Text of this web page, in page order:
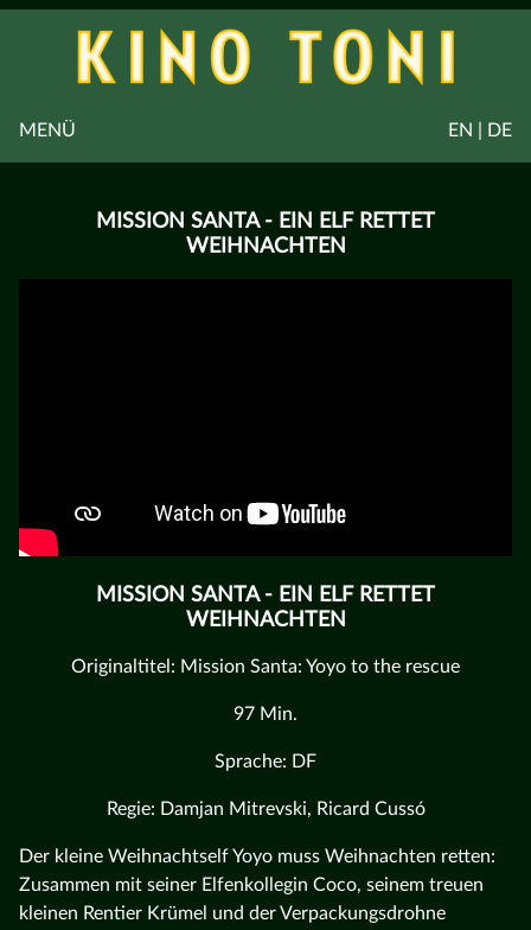
EN | DE
MENÜ
MISSION SANTA - EIN ELF RETTET
WEIHNACHTEN
MISSION SANTA - EIN ELF RETTET
WEIHNACHTEN
Originaltitel: Mission Santa: Yoyo to the rescue
97 Min.
Sprache: DF
Regie: Damjan Mitrevski, Ricard Cussó
Der kleine Weihnachtself Yoyo muss Weihnachten retten:
Zusammen mit seiner Elfenkollegin Coco, seinem treuen
kleinen Rentier Krümel und der Verpackungsdrohne